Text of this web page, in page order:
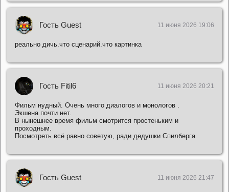
Гость Guest 11 июня 2026 19:06
реально дичь.что сценарий.что картинка
Гость Fitil6 11 июня 2026 20:21
Фильм нудный. Очень много диалогов и монологов .
Экшена почти нет.
В нынешнее время фильм смотрится простеньким и
проходным.
Посмотреть всё равно советую, ради дедушки Спилберга.
Гость Guest 11 июня 2026 21:47